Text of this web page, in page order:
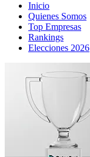
Inicio
Quienes Somos
Top Empresas
Rankings
Elecciones 2026